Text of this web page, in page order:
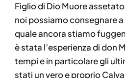
Figlio di Dio Muore
noi possiamo consegnare
quale ancora stiamo
è stata l’esperienza di don
tempi e in particolare gli
stati un vero e proprio